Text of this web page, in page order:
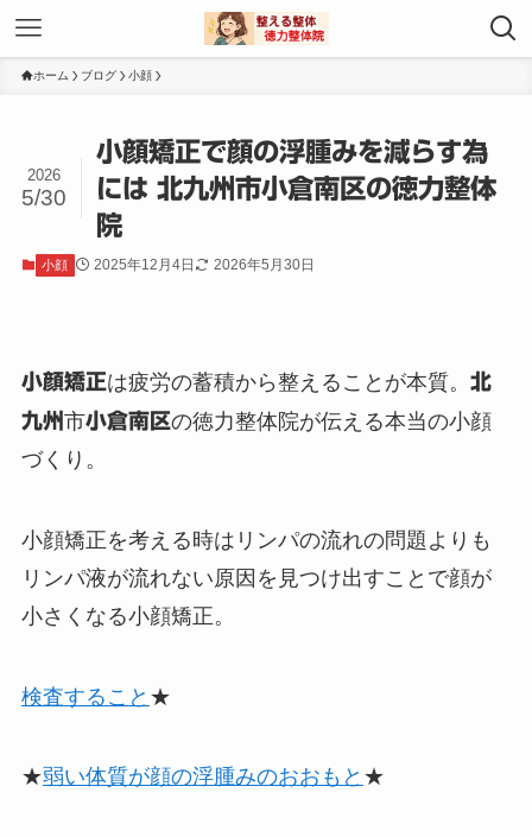
ホーム ブログ 小顔
小顔矯正で顔の浮腫みを減らす為
には 北九州市小倉南区の徳力整体
院
2026
5/30
小顔 2025年12月4日 2026年5月30日
小顔矯正は疲労の蓄積から整えることが本質。 北
九州市小倉南区の徳力整体院が伝える本当の小顔
づくり。
小顔矯正を考える時はリンパの流れの問題よりも
リンパ液が流れない原因を見つけ出すことで顔が
小さくなる小顔矯正。
検査すること ★
★弱い体質が顔の浮腫みのおおもと ★